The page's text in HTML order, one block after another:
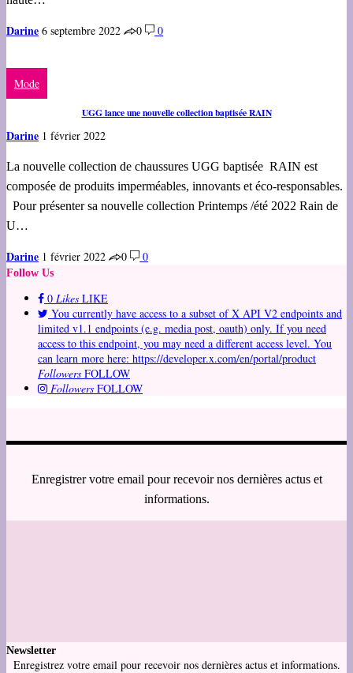
Darine 6 septembre 2022 0 0
Mode
UGG lance une nouvelle collection baptisée RAIN
Darine 1 février 2022
La nouvelle collection de chaussures UGG baptisée RAIN est
composée de produits imperméables, innovants et éco-responsables.
Pour présenter sa nouvelle collection Printemps /été 2022 Rain de
U…
Darine 1 février 2022 0 0
Follow Us
0 Likes LIKE
You currently have access to a subset of X API V2 endpoints and
limited v1.1 endpoints (e.g. media post, oauth) only. If you need
access to this endpoint, you may need a different access level. You
can learn more here: https://developer.x.com/en/portal/product
Followers FOLLOW
Followers FOLLOW
Enregistrer votre email pour recevoir nos dernières actus et
informations.
Newsletter
Enregistrez votre email pour recevoir nos dernières actus et informations.